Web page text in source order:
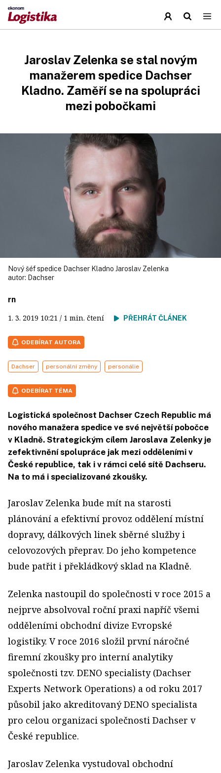
Jaroslav Zelenka se stal novým
manažerem spedice Dachser
Kladno. Zaměří se na spolupráci
mezi pobočkami
Nový šéf spedice Dachser Kladno Jaroslav Zelenka
autor: Dachser
rn
1. 3. 2019 10:21 / 1 min. čtení PŘEHRÁT ČLÁNEK
ODEBÍRAT AUTORA
Dachser personální změny personálie
ODEBÍRAT TÉMA
Logistická společnost Dachser Czech Republic má
nového manažera spedice ve své největší pobočce
v Kladně. Strategickým cílem Jaroslava Zelenky je
zefektivnění spolupráce jak mezi odděleními v
České republice, tak i v rámci celé sítě Dachseru.
Na to má i specializované zkoušky.
Jaroslav Zelenka bude mít na starosti
plánování a efektivní provoz oddělení místní
dopravy, dálkových linek sběrné služby i
celovozových přeprav. Do jeho kompetence
bude patřit i překládkový sklad na Kladně.
Zelenka nastoupil do společnosti v roce 2015 a
nejprve absolvoval roční praxi napříč všemi
odděleními obchodní divize Evropské
logistiky. V roce 2016 složil první náročné
firemní zkoušky pro interní analytiky
společnosti tzv. DENO specialisty (Dachser
Experts Network Operations) a od roku 2017
působil jako akreditovaný DENO specialista
pro celou organizaci společnosti Dachser v
České republice.
Jaroslav Zelenka vystudoval obchodní